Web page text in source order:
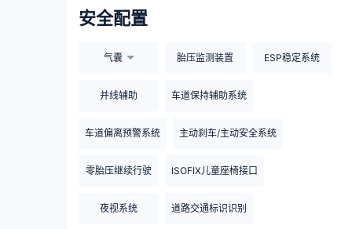
安全配置
气囊 胎压监测装置 ESP稳定系统
并线辅助 车道保持辅助系统
车道偏离预警系统 主动刹车/主动安全系统
零胎压继续行驶 ISOFIX儿童座椅接口
夜视系统 道路交通标识识别